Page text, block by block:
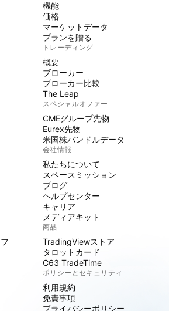
機能
価格
マーケットデータ
プランを贈る
トレーディング
概要
ブローカー
ブローカー比較
The Leap
スペシャルオファー
CMEグループ先物
Eurex先物
米国株バンドルデータ
会社情報
私たちについて
スペースミッション
ブログ
ヘルプセンター
キャリア
メディアキット
商品
TradingViewストア
タロットカード
C63 TradeTime
ポリシーとセキュリティ
利用規約
免責事項
プライバシーポリシー